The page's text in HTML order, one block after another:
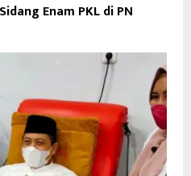
Enam PKL di PN